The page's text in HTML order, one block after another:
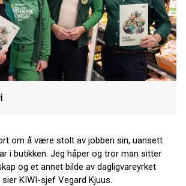
om å være stolt av jobben sin, uansett
i butikken. Jeg håper og tror man sitter
og et annet bilde av dagligvareyrket
KIWI-sjef Vegard Kjuus.